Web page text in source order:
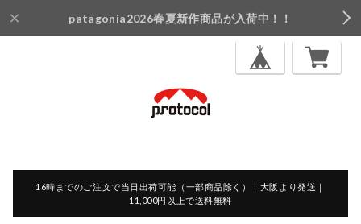
patagonia2026春夏新作商品が入荷中！！
16時までのご注文で当日出荷可能（一部商品除く）｜大阪より発送｜
11,000円以上で送料無料